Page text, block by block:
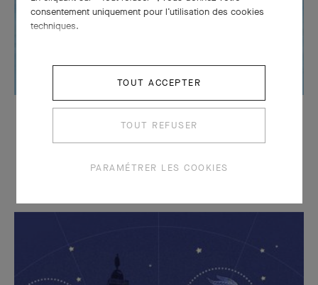
Ode à l'amour
avec des créations uniques.
consentement uniquement pour l’utilisation des cookies
techniques.
TOUT ACCEPTER
TOUT REFUSER
PARAMÉTRER LES COOKIES